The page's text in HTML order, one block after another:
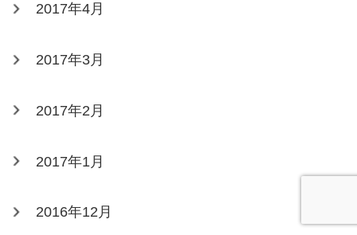
2017年4月
2017年3月
2017年2月
2017年1月
2016年12月